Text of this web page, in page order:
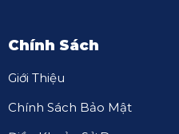
Chính Sách
Giới Thiệu
Chính Sách Bảo Mật